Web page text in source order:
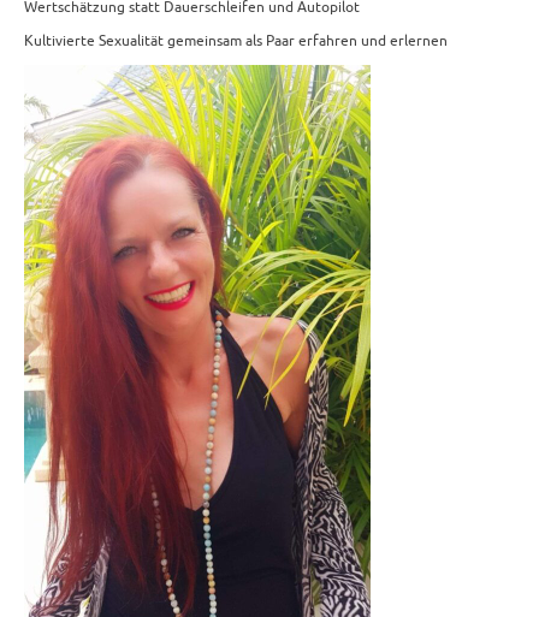
Wertschätzung statt Dauerschleifen und Autopilot
Kultivierte Sexualität gemeinsam als Paar erfahren und erlernen